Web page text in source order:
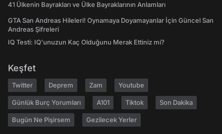
41 Ülkenin Bayrakları ve Ülke Bayraklarının Anlamları
GTA San Andreas Hileleri! Oynamaya Doyamayanlar İçin Güncel San
Andreas Şifreleri
IQ Testi: IQ'unuzun Kaç Olduğunu Merak Ettiniz mi?
Keşfet
Twitter Deprem Zam Youtube
Günlük Burç Yorumları A101 Tiktok Son Dakika
Bugün Ne Pişirsem Gezilecek Yerler